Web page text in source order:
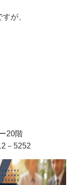
が、
20階
－5252